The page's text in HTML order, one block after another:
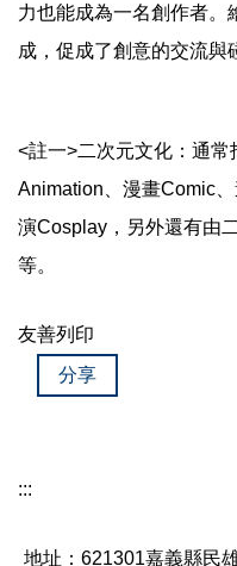
力也能成為一名創作者。
成，促成了創意的交流與
<註一>二次元文化：通
Animation、漫畫Comic
演Cosplay，另外還有由
等。
友善列印
分享
:::
地址：621301嘉義縣民